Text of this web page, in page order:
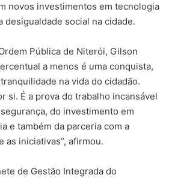
novos investimentos em tecnologia
desigualdade social na cidade.
Pública de Niterói, Gilson
a menos é uma conquista,
na vida do cidadão.
si. É a prova do trabalho incansável
do investimento em
e também da parceria com a
as iniciativas”, afirmou.
de Gestão Integrada do